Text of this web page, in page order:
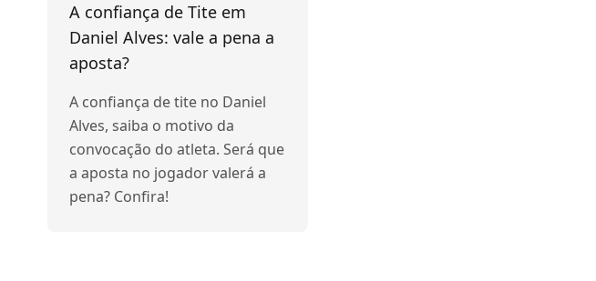
A confiança de Tite em
Daniel Alves: vale a pena a
aposta?
A confiança de tite no Daniel
Alves, saiba o motivo da
convocação do atleta. Será que
a aposta no jogador valerá a
pena? Confira!